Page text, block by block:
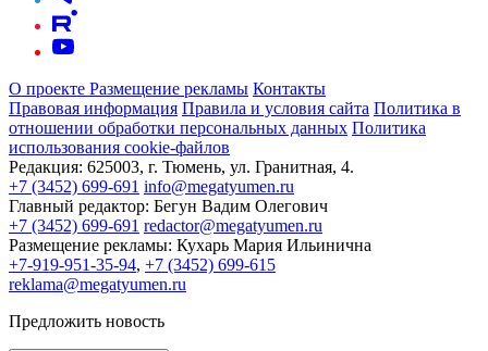
О проекте Размещение рекламы Контакты
Правовая информация Правила и условия сайта Политика в
отношении обработки персональных данных Политика
использования cookie-файлов
Редакция: 625003, г. Тюмень, ул. Гранитная, 4.
+7 (3452) 699-691 info@megatyumen.ru
Главный редактор: Бегун Вадим Олегович
+7 (3452) 699-691 redactor@megatyumen.ru
Размещение рекламы: Кухарь Мария Ильинична
+7-919-951-35-94, +7 (3452) 699-615
reklama@megatyumen.ru
Предложить новость